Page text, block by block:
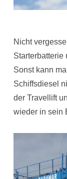
Nicht
Starterbatterie
Sonst kann
Schiffsdiesel
der Travellift
wieder in sein